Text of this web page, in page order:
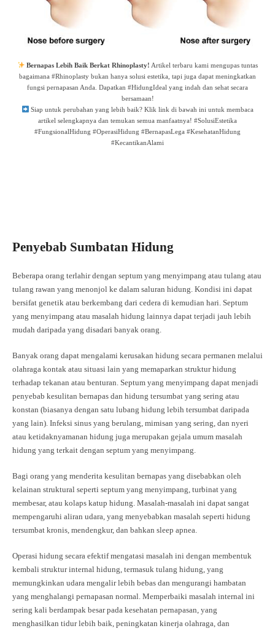
Bernapas Lebih Baik Berkat Rhinoplasty! Artikel terbaru kami mengupas tuntas
bagaimana #Rhinoplasty bukan hanya solusi estetika, tapi juga dapat meningkatkan
fungsi pernapasan Anda. Dapatkan #HidungIdeal yang indah dan sehat secara
bersamaan!
Siap untuk perubahan yang lebih baik? Klik link di bawah ini untuk membaca
artikel selengkapnya dan temukan semua manfaatnya! #SolusiEstetika
#FungsionalHidung #OperasiHidung #BernapasLega #KesehatanHidung
#KecantikanAlami
Penyebab Sumbatan Hidung
Beberapa orang terlahir dengan septum yang menyimpang atau tulang atau
tulang rawan yang menonjol ke dalam saluran hidung. Kondisi ini dapat
bersifat genetik atau berkembang dari cedera di kemudian hari. Septum
yang menyimpang atau masalah hidung lainnya dapat terjadi jauh lebih
mudah daripada yang disadari banyak orang.
Banyak orang dapat mengalami kerusakan hidung secara permanen melalui
olahraga kontak atau situasi lain yang memaparkan struktur hidung
terhadap tekanan atau benturan. Septum yang menyimpang dapat menjadi
penyebab kesulitan bernapas dan hidung tersumbat yang sering atau
konstan (biasanya dengan satu lubang hidung lebih tersumbat daripada
yang lain). Infeksi sinus yang berulang, mimisan yang sering, dan nyeri
atau ketidaknyamanan hidung juga merupakan gejala umum masalah
hidung yang terkait dengan septum yang menyimpang.
Bagi orang yang menderita kesulitan bernapas yang disebabkan oleh
kelainan struktural seperti septum yang menyimpang, turbinat yang
membesar, atau kolaps katup hidung. Masalah-masalah ini dapat sangat
mempengaruhi aliran udara, yang menyebabkan masalah seperti hidung
tersumbat kronis, mendengkur, dan bahkan sleep apnea.
Operasi hidung secara efektif mengatasi masalah ini dengan membentuk
kembali struktur internal hidung, termasuk tulang hidung, yang
memungkinkan udara mengalir lebih bebas dan mengurangi hambatan
yang menghalangi pernapasan normal. Memperbaiki masalah internal ini
sering kali berdampak besar pada kesehatan pernapasan, yang
menghasilkan tidur lebih baik, peningkatan kinerja olahraga, dan